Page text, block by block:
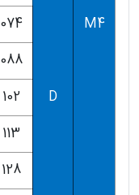
M4
D
074
088
102
113
128